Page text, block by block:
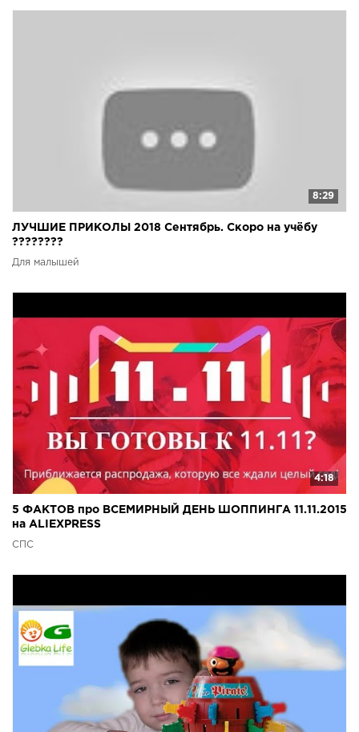
8:29
ЛУЧШИЕ ПРИКОЛЫ 2018 Сентябрь. Скоро на учёбу
????????
Для малышей
4:18
5 ФАКТОВ про ВСЕМИРНЫЙ ДЕНЬ ШОППИНГА 11.11.2015
на ALIEXPRESS
СПС